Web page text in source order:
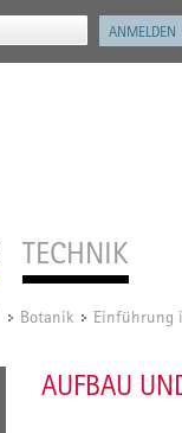
TECHNIK
/ Botanik / Einführung
AUFBAU